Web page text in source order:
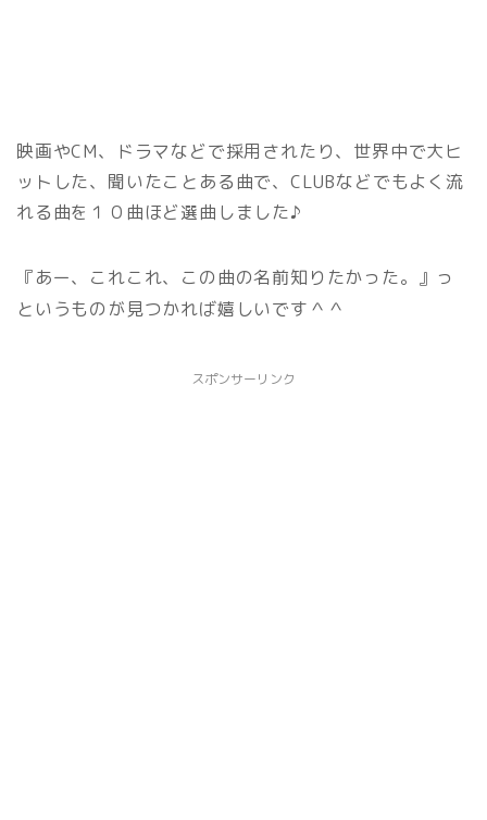
映画やCM、ドラマなどで採用されたり、世界中で大ヒ
ットした、聞いたことある曲で、CLUBなどでもよく流
れる曲を１０曲ほど選曲しました♪
『あー、これこれ、この曲の名前知りたかった。』っ
というものが見つかれば嬉しいです＾＾
スポンサーリンク